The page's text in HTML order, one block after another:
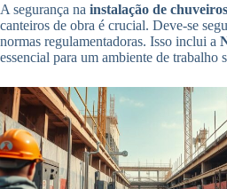
A segurança na instalação de
canteiros de obra é crucial. Deve-se
normas regulamentadoras. Isso inclui a
essencial para um ambiente de trabalho